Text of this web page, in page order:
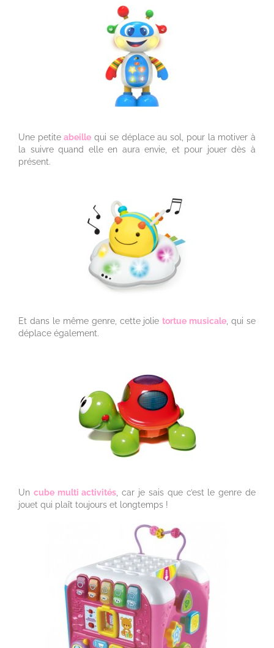
Une petiteabeille qui se déplace au sol, pour la motiver à
la suivre quand elle en aura envie, et pour jouer dès à
présent.
Et dans le même genre, cette jolietortue musicale , qui se
déplace également.
Un cube multi activités , car je sais que c’est le genre de
jouet qui plaît toujours et longtemps !